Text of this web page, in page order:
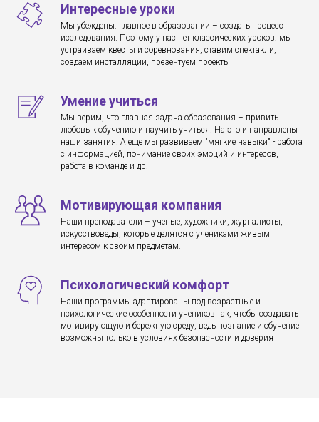
Интересные уроки
Мы убеждены: главное в образовании – создать процесс
исследования. Поэтому у нас нет классических уроков: мы
устраиваем квесты и соревнования, ставим спектакли,
создаем инсталляции, презентуем проекты
Умение учиться
Мы верим, что главная задача образования – привить
любовь к обучению и научить учиться. На это и направлены
наши занятия. А еще мы развиваем "мягкие навыки" - работа
с информацией, понимание своих эмоций и интересов,
работа в команде и др.
Мотивирующая компания
Наши преподаватели – ученые, художники, журналисты,
искусствоведы, которые делятся с учениками живым
интересом к своим предметам.
Психологический комфорт
Наши программы адаптированы под возрастные и
психологические особенности учеников так, чтобы создавать
мотивирующую и бережную среду, ведь познание и обучение
возможны только в условиях безопасности и доверия